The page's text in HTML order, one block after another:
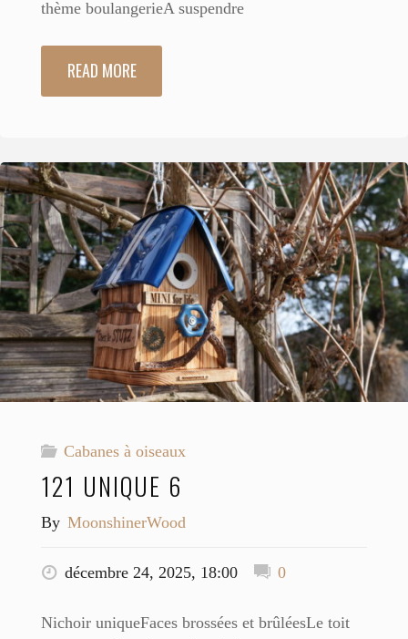
thème boulangerieA suspendre
READ MORE"144
7"
Cabanes à oiseaux
121 UNIQUE 6
By MoonshinerWood
décembre 24, 2025, 18:00 0
Nichoir uniqueFaces brossées et brûléesLe toit